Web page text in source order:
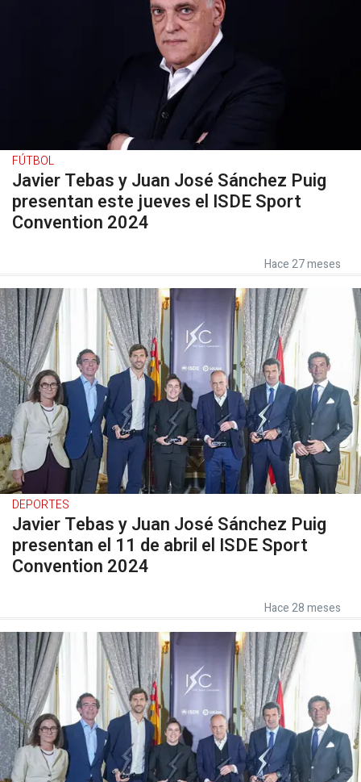
FÚTBOL
Javier Tebas y Juan José Sánchez Puig
presentan este jueves el ISDE Sport
Convention 2024
Hace 27 meses
DEPORTES
Javier Tebas y Juan José Sánchez Puig
presentan el 11 de abril el ISDE Sport
Convention 2024
Hace 28 meses